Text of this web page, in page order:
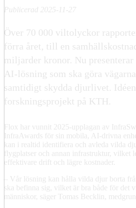
Publicerad 2025-11-27
Över 70 000 viltolyckor
förra året, till en
miljarder kronor. Nu presenterar
AI-lösning som ska göra
samtidigt skydda djurlivet.
forskningsprojekt på KTH.
Flox har vunnit 2025-upplagan av
InfraAwards för sin mobila, AI-drivna
kan i realtid identifiera och avleda vilda
flygplatser och annan infrastruktur, vilket
effektivare drift och lägre kostnader.
– Vår lösning kan hålla vilda djur borta
ska befinna sig, vilket är bra både för det
människor, säger Tomas Becklin,